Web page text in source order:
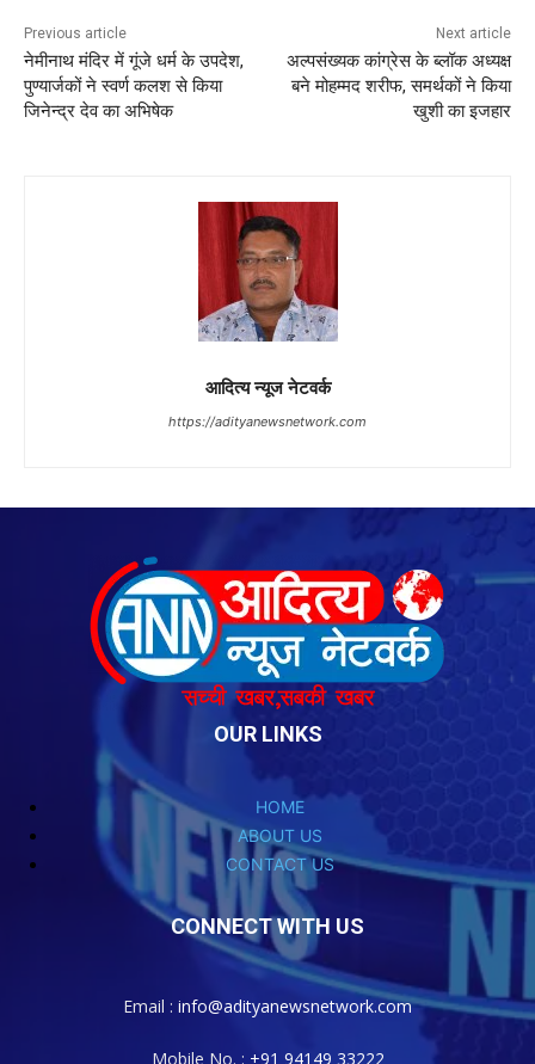
OUR LINKS
HOME
ABOUT US
CONTACT US
CONNECT WITH US
Email : info@adityanewsnetwork.com
Mobile No. : +91 94149 33222